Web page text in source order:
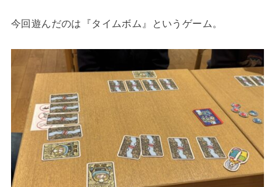
今回遊んだのは『タイムボム』というゲーム。